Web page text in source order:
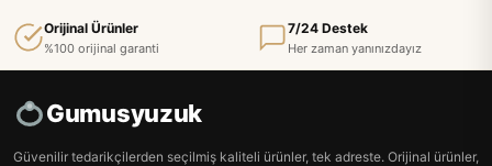
Orijinal Ürünler
%100 orijinal garanti
7/24 Destek
Her zaman yanınızdayız
Gumusyuzuk
Güvenilir tedarikçilerden seçilmiş kaliteli ürünler, tek adreste. Orijinal ürünler,